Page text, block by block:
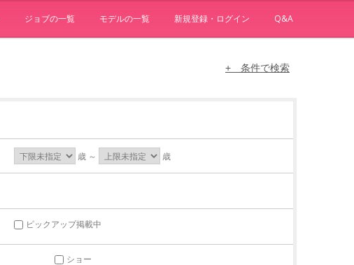
ジョブの一覧 モデルの一覧 新規登録・ログイン Q&A
+ 条件で検索
歳 ～ 歳
ピックアップ掲載中
ショー